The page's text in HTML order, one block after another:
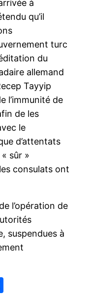
à
qu’il
turc
du
allemand
Tayyip
l’immunité de
de les
le
d’attentats
sûr »
les consulats ont
l’opération de
suspendues à